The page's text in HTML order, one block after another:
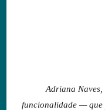
Adriana Naves,
funcionalidade — que